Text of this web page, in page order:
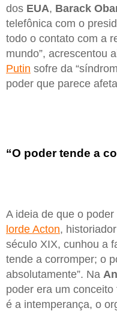
dos EUA, Barack
telefônica com o
todo o contato com a
mundo”, acrescentou
Putin sofre da
poder que parece
“O poder tende a
A ideia de que o
lorde Acton,
século XIX, cunhou a
tende a corromper; o
absolutamente”. Na
poder era um
é a intemperança, o